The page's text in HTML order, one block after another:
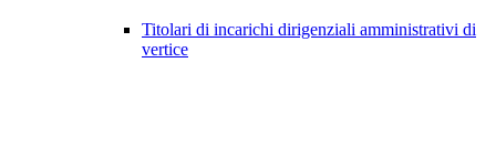
Titolari di incarichi dirigenziali amministrativi di
vertice